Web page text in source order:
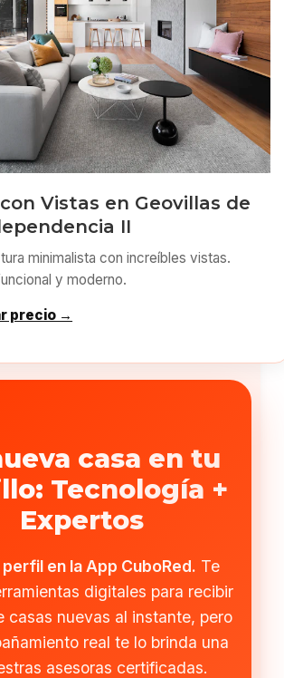
Vistas en Geovillas de
II
minimalista con increíbles vistas.
y moderno.
precio →
casa en tu
Tecnología +
Expertos
en la App CuboRed. Te
digitales para recibir
casas nuevas al instante, pero
real te lo brinda una
asesoras certificadas.